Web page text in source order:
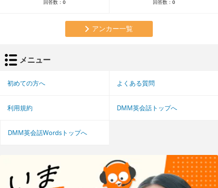
回答数： 0 回答数： 0
アンカー一覧
メニュー
初めての方へ よくある質問
利用規約 DMM英会話トップへ
DMM英会話Wordsトップへ